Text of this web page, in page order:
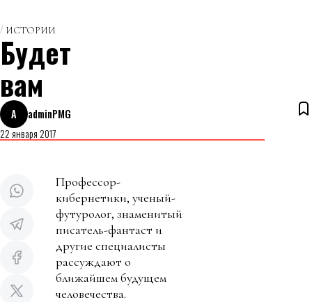
ИСТОРИИ
Будет
вам
A
adminPMG
22 января 2017
Профессор-
кибернетики, ученый-
футуролог, знаменитый
писатель-фантаст и
другие специалисты
рассуждают о
ближайшем будущем
человечества.